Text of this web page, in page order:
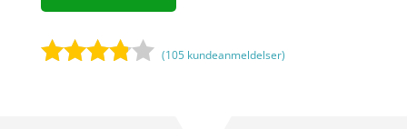
(105 kundeanmeldelser)